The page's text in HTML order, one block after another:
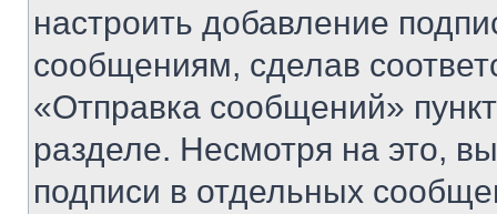
настроить добавление
сообщениям, сделав
«Отправка сообщений»
разделе. Несмотря на это,
подписи в отдельных